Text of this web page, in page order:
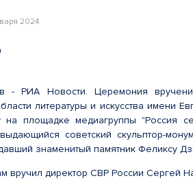
2024
- РИА Новости. Церемония
литературы и искусства имени
площадке медиагруппы "Россия
советский скульптор-
знаменитый памятник Феликсу
вручил директор СВР России Сергей